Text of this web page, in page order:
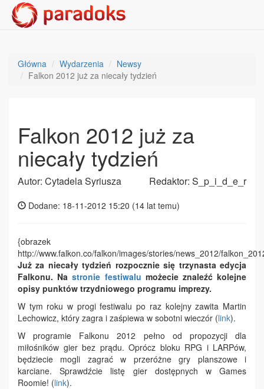
Główna Wydarzenia
Newsy
Falkon 2012 już za niecały tydzień
Falkon 2012 już za
niecały tydzień
Autor: Cytadela Syriusza Redaktor: S_p_i_d_e_r
Dodane: 18-11-2012 15:20 (14 lat temu)
{obrazek
http://www.falkon.co/falkon/images/stories/news_2012/
Już za niecały tydzień rozpocznie się trzynasta edycja
Falkonu. Nastronie festiwalu możecie znaleźć kolejne
opisy punktów trzydniowego programu imprezy.
W tym roku w progi festiwalu po raz kolejny zawita Martin
Lechowicz, który zagra i zaśpiewa w sobotni wieczór (link).
W programie Falkonu 2012 pełno od propozycji dla
miłośników gier bez prądu. Oprócz bloku RPG i LARPów,
będziecie mogli zagrać w przeróżne gry planszowe i
karciane. Sprawdźcie listę gier dostępnych w Games
Roomie! (link).